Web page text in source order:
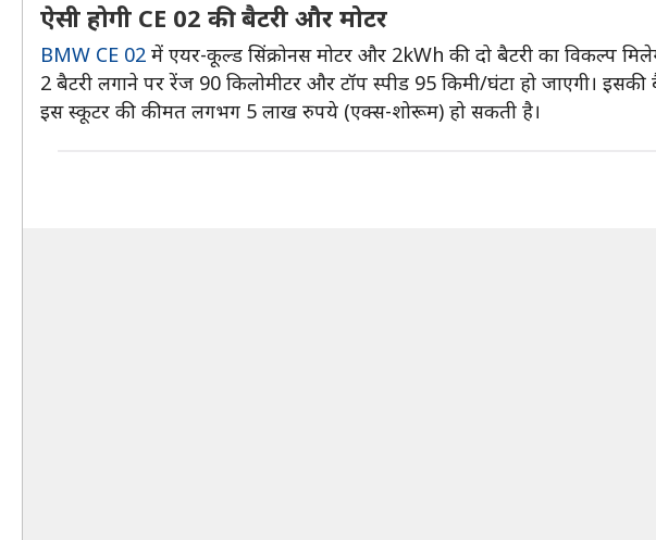
ऐसी होगी CE 02 की बैटरी और मोटर
BMW CE 02 में एयर-कूल्ड सिंक्रोनस मोटर और 2kWh की दो बैटरी का विकल्प
2 बैटरी लगाने पर रेंज 90 किलोमीटर और टॉप स्पीड 95 किमी/घंटा हो जाएगी।
इस स्कूटर की कीमत लगभग 5 लाख रुपये (एक्स-शोरूम) हो सकती है।